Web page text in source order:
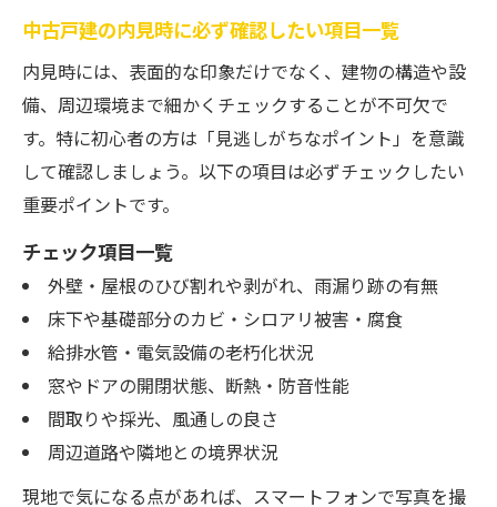
中古戸建の相場情報とお得な物件を探すコ
ツ
中古戸建の契約前に知るべき重要ポイント
中古戸建の購入後に後悔しないための対策
法
中古戸建選びでよくある失敗例とその回避
策
中古戸建の内見時に必ず確認したい項目一覧
内見時には、表面的な印象だけでなく、建物の構造や設
備、周辺環境まで細かくチェックすることが不可欠で
す。特に初心者の方は「見逃しがちなポイント」を意識
して確認しましょう。以下の項目は必ずチェックしたい
重要ポイントです。
チェック項目一覧
外壁・屋根のひび割れや剥がれ、雨漏り跡の有無
床下や基礎部分のカビ・シロアリ被害・腐食
給排水管・電気設備の老朽化状況
窓やドアの開閉状態、断熱・防音性能
間取りや採光、風通しの良さ
周辺道路や隣地との境界状況
現地で気になる点があれば、スマートフォンで写真を撮